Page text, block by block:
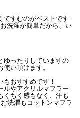
てすむのがベストです
洗濯が簡単だから、い
ゆったりしていますの
い頂けます。
おすすめです！
ルやアクリルマフラー
くちく感もなく、汗も
洗濯もコットンマフラ